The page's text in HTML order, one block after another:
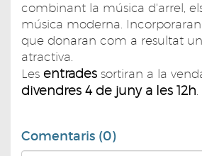
combinant la música d'arrel,
música moderna.
que donaran com a resultat
atractiva.
Les entrades sortiran a la
divendres 4 de juny a les 12h.
Comentaris (0)